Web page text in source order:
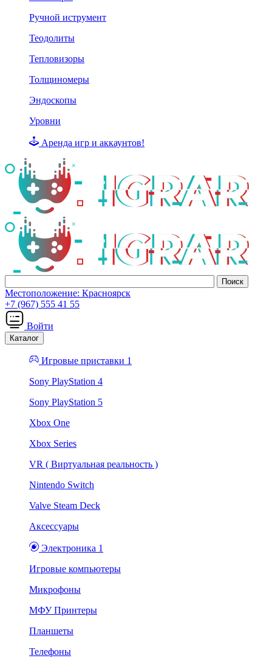
Ручной иструмент
Теодолиты
Тепловизоры
Толщиномеры
Эндоскопы
Уровни
Аренда игр и аккаунтов!
Местоположение: Красноярск
+7 (967) 555 41 55
Войти
Каталог
Игровые приставки 1
Sony PlayStation 4
Sony PlayStation 5
Xbox One
Xbox Series
VR ( Виртуальная реальность )
Nintendo Switch
Valve Steam Deck
Аксессуары
Электроника 1
Игровые компьютеры
Микрофоны
МФУ Принтеры
Планшеты
Телефоны